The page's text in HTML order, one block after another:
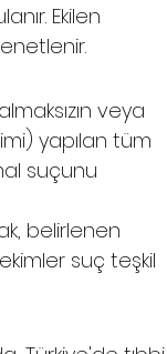
Ekilen
veya
yapılan tüm
suçunu
belirlenen
suç teşkil